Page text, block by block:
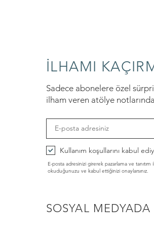
İLHAMI
Sadece abonelere özel
ilham veren atölye
Kullanım koşullarını kabul
E-posta adresinizi girerek pazarlama ve
okuduğunuzu ve kabul ettiğinizi onaylarsınız.
SOSYAL